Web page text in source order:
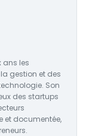
ans les
gestion et des
Son
des startups
et documentée,